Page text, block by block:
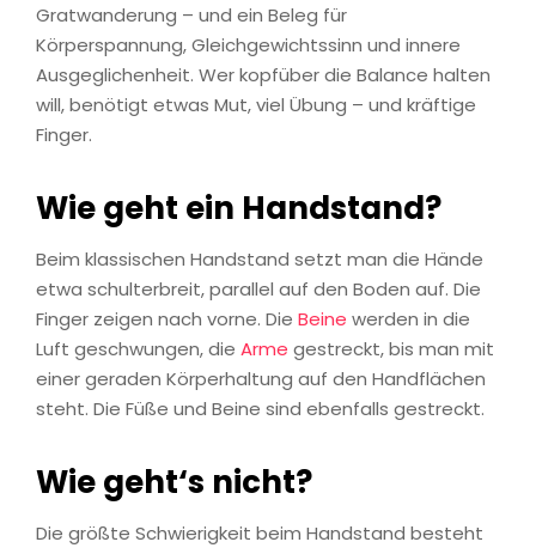
Gratwanderung – und ein Beleg für
Körperspannung, Gleichgewichtssinn und innere
Ausgeglichenheit. Wer kopfüber die Balance halten
will, benötigt etwas Mut, viel Übung – und kräftige
Finger.
Wie geht ein Handstand?
Beim klassischen Handstand setzt man die Hände
etwa schulterbreit, parallel auf den Boden auf. Die
Finger zeigen nach vorne. Die Beine werden in die
Luft geschwungen, die Arme gestreckt, bis man mit
einer geraden Körperhaltung auf den Handflächen
steht. Die Füße und Beine sind ebenfalls gestreckt.
Wie geht‘s nicht?
Die größte Schwierigkeit beim Handstand besteht